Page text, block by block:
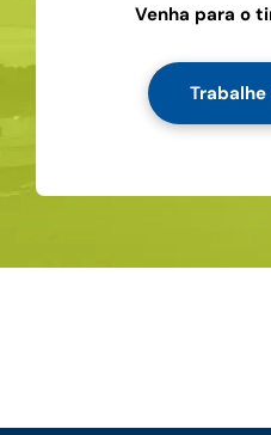
Venha para o